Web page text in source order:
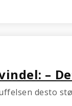
–⁠
desto